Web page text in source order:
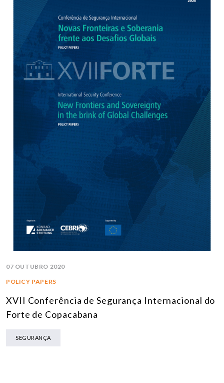
07 OUTUBRO 2020
POLICY PAPERS
XVII Conferência de Segurança Internacional do
Forte de Copacabana
SEGURANÇA